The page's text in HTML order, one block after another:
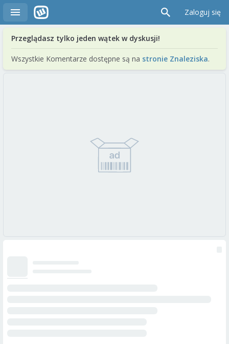
Zaloguj się
Przeglądasz tylko jeden wątek w dyskusji!
Wszystkie Komentarze dostępne są na stronie Znaleziska.